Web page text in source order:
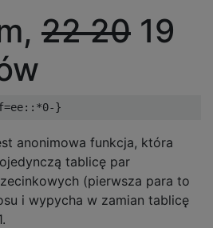
2220 19
anonimowa funkcja, która
tablicę par
(pierwsza para to
i wypycha w zamian tablicę